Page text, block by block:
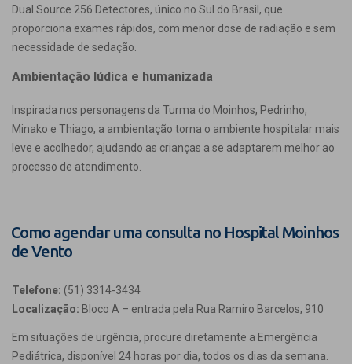
Dual Source 256 Detectores, único no Sul do Brasil, que
proporciona exames rápidos, com menor dose de radiação e sem
necessidade de sedação.
Ambientação lúdica e humanizada
Inspirada nos personagens da Turma do Moinhos, Pedrinho,
Minako e Thiago, a ambientação torna o ambiente hospitalar mais
leve e acolhedor, ajudando as crianças a se adaptarem melhor ao
processo de atendimento.
Como agendar uma consulta no Hospital Moinhos
de Vento
Telefone: (51) 3314-3434
Localização: Bloco A – entrada pela Rua Ramiro Barcelos, 910
Em situações de urgência, procure diretamente a Emergência
Pediátrica, disponível 24 horas por dia, todos os dias da semana.